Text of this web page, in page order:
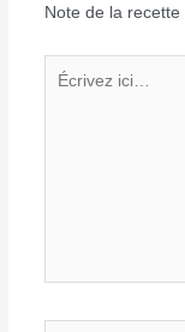
Note de la recette
ici…